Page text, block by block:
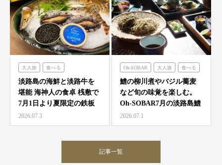
大人旅 食べる
海神人の食卓
淡路島の海鮮と淡路牛を
堪能 海神人の食卓 桟敷で
7月1日より夏限定の鉄板
焼きコース4種が登…
2026.07.3
Oh-SOBAR 大人旅 食べる
鱧の柳川煮やバジル蕎麦
など旬の味覚を楽しむ。
Oh-SOBAR7月の淡路島鱧
会席
2026.07.1
記事一覧